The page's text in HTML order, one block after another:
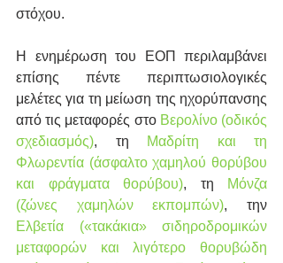
στόχου.
Η ενημέρωση του ΕΟΠ περιλαμβάνει
επίσης πέντε περιπτωσιολογικές
μελέτες για τη μείωση της ηχορύπανσης
από τις μεταφορές στο Βερολίνο (οδικός
σχεδιασμός), τη
Μαδρίτη και τη
Φλωρεντία (άσφαλτο χαμηλού θορύβου
και φράγματα θορύβου), τη
Μόνζα
(ζώνες χαμηλών εκπομπών)
Ελβετία («τακάκια» σιδηροδρομικών
μεταφορών και λιγότερο θορυβώδη